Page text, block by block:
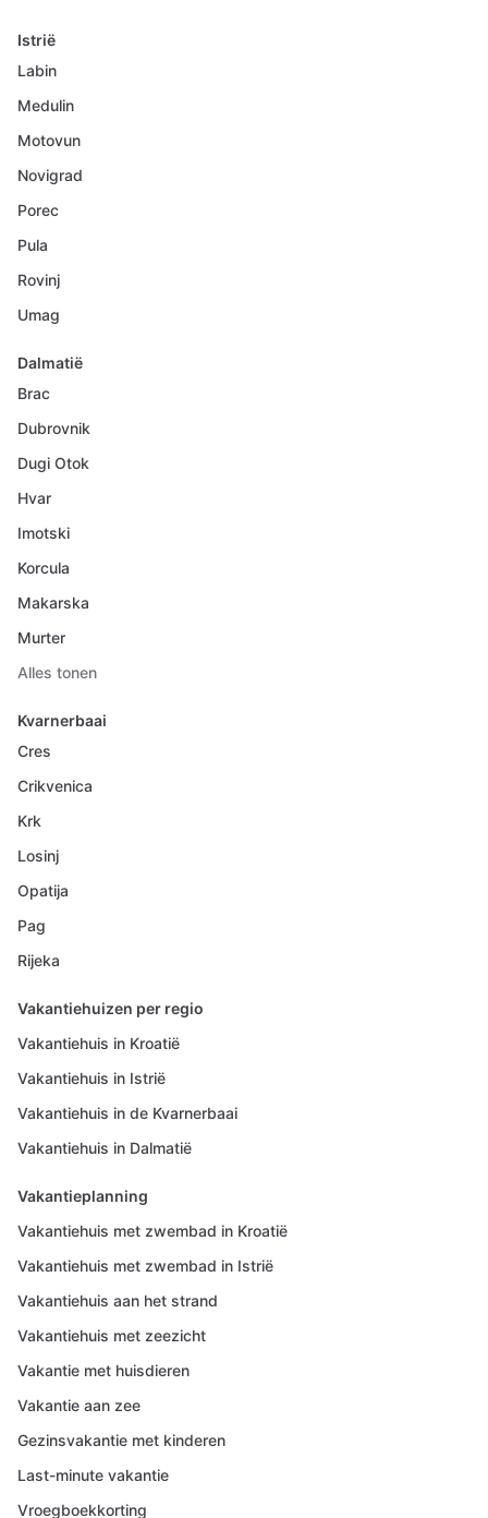
Istrië
Labin
Medulin
Motovun
Novigrad
Porec
Pula
Rovinj
Umag
Dalmatië
Brac
Dubrovnik
Dugi Otok
Hvar
Imotski
Korcula
Makarska
Murter
Alles tonen
Kvarnerbaai
Cres
Crikvenica
Krk
Losinj
Opatija
Pag
Rijeka
Vakantiehuizen per regio
Vakantiehuis in Kroatië
Vakantiehuis in Istrië
Vakantiehuis in de Kvarnerbaai
Vakantiehuis in Dalmatië
Vakantieplanning
Vakantiehuis met zwembad in Kroatië
Vakantiehuis met zwembad in Istrië
Vakantiehuis aan het strand
Vakantiehuis met zeezicht
Vakantie met huisdieren
Vakantie aan zee
Gezinsvakantie met kinderen
Last-minute vakantie
Vroegboekkorting